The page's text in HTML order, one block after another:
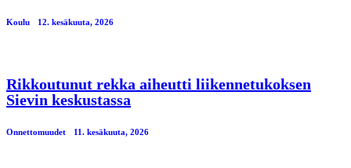
Koulu 12. kesäkuuta, 2026
Rikkoutunut rekka aiheutti liikennetukoksen
Sievin keskustassa
Onnettomuudet 11. kesäkuuta, 2026